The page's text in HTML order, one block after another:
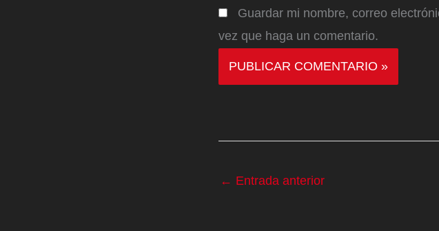
Guardar mi nombre, correo
vez que haga un comentario.
← Entrada anterior